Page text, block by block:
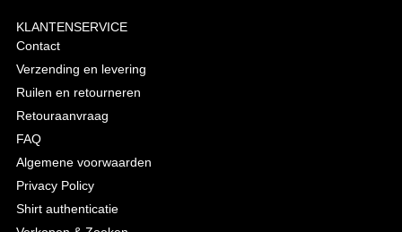
KLANTENSERVICE
Contact
Verzending en levering
Ruilen en retourneren
Retouraanvraag
FAQ
Algemene voorwaarden
Privacy Policy
Shirt authenticatie